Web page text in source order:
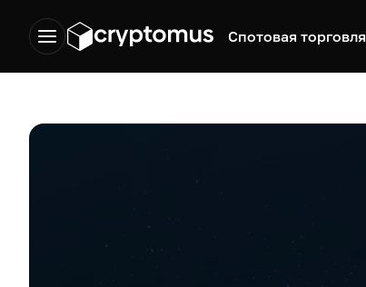
Спотовая торговля